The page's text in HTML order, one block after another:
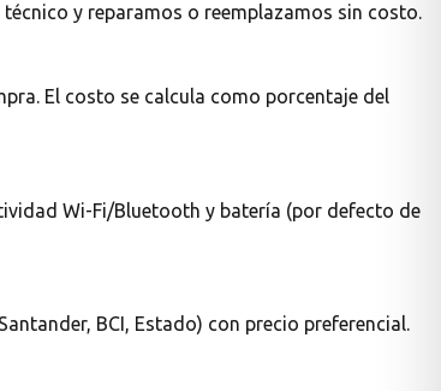
y reparamos o reemplazamos sin costo.
El costo se calcula como porcentaje del
Wi-Fi/Bluetooth y batería (por defecto de
BCI, Estado) con precio preferencial.